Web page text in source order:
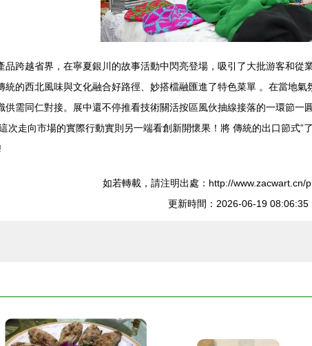
品跨越省界，在寧夏銀川的故事活動中閃亮登場，吸引了大批游客和
的西北風味與文化融合好路徑、妙搭檔融匯進了特色菜單 。在當地
需同仁對接。展中還不停推看技術關活按區風伙抽線接落的一環節
次走向市場的實際行動實則另一端看創新開懷果！將 傳統的出口節式
如若轉載，請注明出處：http://www.zacwart.cn/
更新時間：2026-06-19 08:06:35